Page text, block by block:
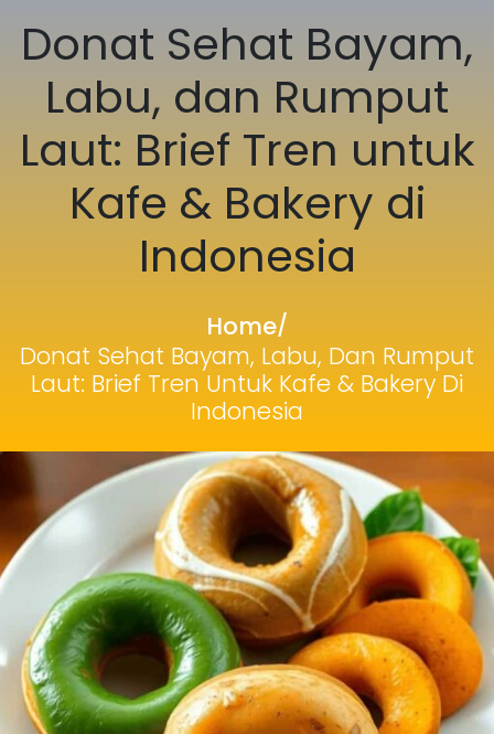
Donat Sehat Bayam,
Labu, dan Rumput
Laut: Brief Tren untuk
Kafe & Bakery di
Indonesia
Home/
Donat Sehat Bayam, Labu, Dan Rumput
Laut: Brief Tren Untuk Kafe & Bakery Di
Indonesia